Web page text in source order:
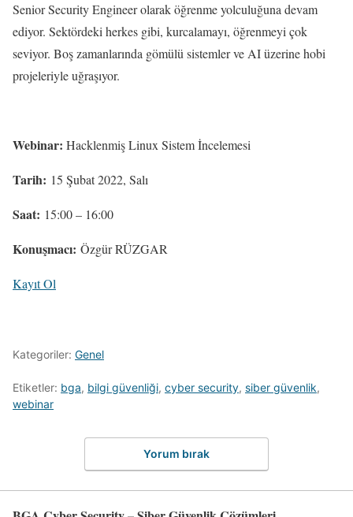
Senior Security Engineer olarak öğrenme yolculuğuna devam
ediyor. Sektördeki herkes gibi, kurcalamayı, öğrenmeyi çok
seviyor. Boş zamanlarında gömülü sistemler ve AI üzerine hobi
projeleriyle uğraşıyor.
Webinar: Hacklenmiş Linux Sistem İncelemesi
Tarih: 15 Şubat 2022, Salı
Saat: 15:00 – 16:00
Konuşmacı: Özgür RÜZGAR
Kayıt Ol
Kategoriler: Genel
Etiketler: bga, bilgi güvenliği, cyber security, siber güvenlik,
webinar
Yorum bırak